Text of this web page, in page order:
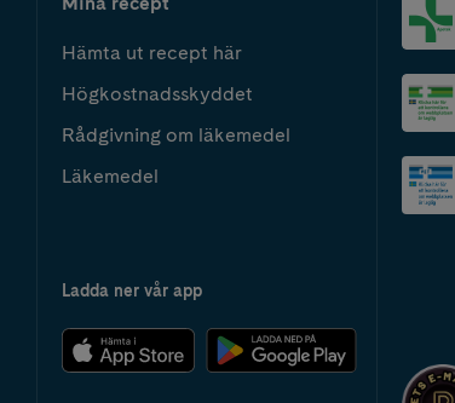
Hämta ut recept här
Högkostnadsskyddet
Rådgivning om läkemedel
Läkemedel
Ladda ner vår app